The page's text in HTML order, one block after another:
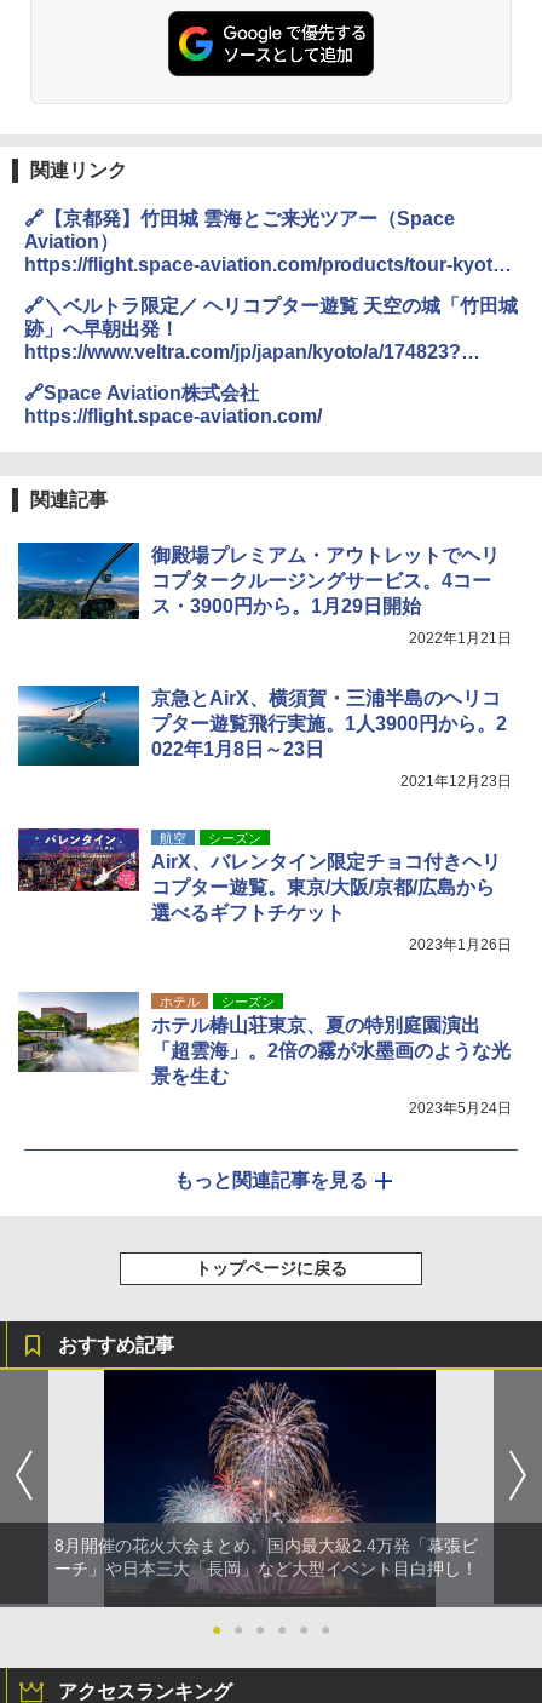
関連リンク
🔗【京都発】竹田城 雲海とご来光ツアー（Space
Aviation）
https://flight.space-aviation.com/products/tour-kyoto-
🔗＼ベルトラ限定／ ヘリコプター遊覧 天空の城「竹田城
跡」へ早朝出発！
https://www.veltra.com/jp/japan/kyoto/a/174823?
🔗Space Aviation株式会社
https://flight.space-aviation.com/
関連記事
御殿場プレミアム・アウトレットでヘリ
コプタークルージングサービス。4コー
ス・3900円から。1月29日開始
2022年1月21日
京急とAirX、横須賀・三浦半島のヘリコ
プター遊覧飛行実施。1人3900円から。2
022年1月8日～23日
2021年12月23日
航空 シーズン
AirX、バレンタイン限定チョコ付きヘリ
コプター遊覧。東京/大阪/京都/広島から
選べるギフトチケット
2023年1月26日
ホテル シーズン
ホテル椿山荘東京、夏の特別庭園演出
「超雲海」。2倍の霧が水墨画のような光
景を生む
2023年5月24日
もっと関連記事を見る
トップページに戻る
おすすめ記事
8月開催の花火大会まとめ。国内最大級2.4万発「幕張ビ
ーチ」や日本三大「長岡」など大型イベント目白押し！
● ● ● ● ● ●
アクセスランキング